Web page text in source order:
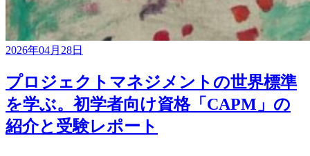
2026年04月28日
プロジェクトマネジメントの世界標準
を学ぶ。初学者向け資格「CAPM」の
紹介と受験レポート